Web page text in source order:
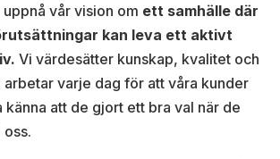
vår vision om ett samhälle där
kan leva ett aktivt
Vi värdesätter kunskap, kvalitet och
arbetar varje dag för att våra kunder
känna att de gjort ett bra val när de
oss.